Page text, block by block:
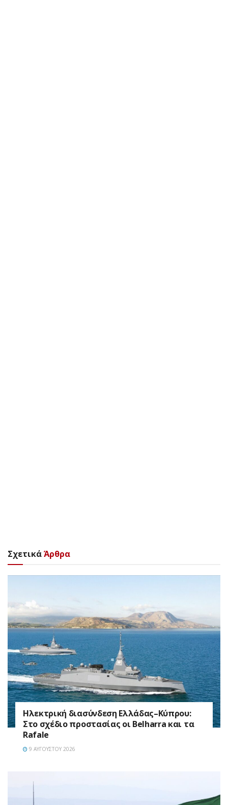
ΣχετικάΆρθρα
Ηλεκτρική διασύνδεση Ελλάδας–Κύπρου:
Στο σχέδιο προστασίας οι Belharra και τα
Rafale
9 ΑΥΓΟΎΣΤΟΥ 2026